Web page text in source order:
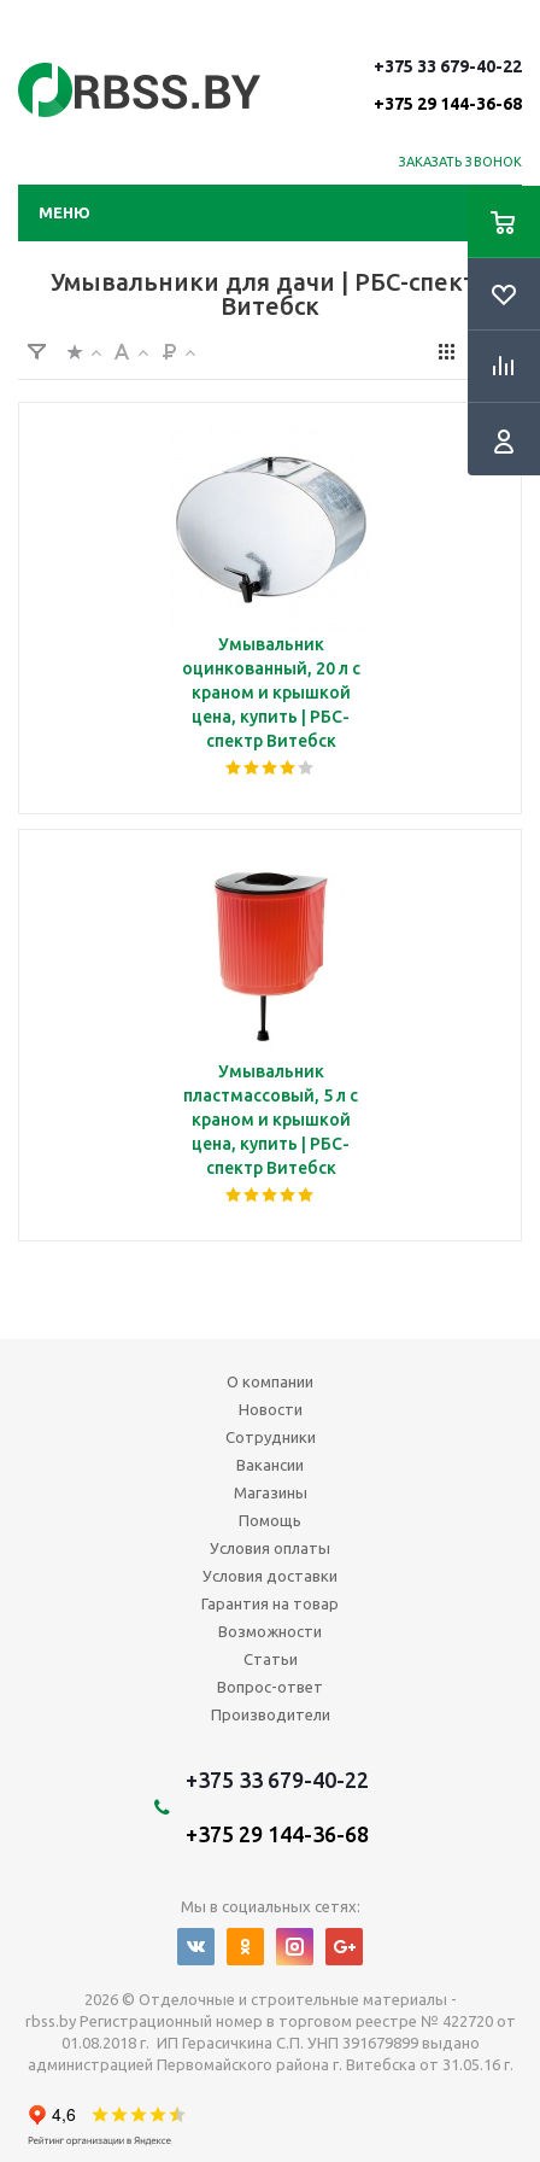
+375 33 679-40-22
+375 29 144-36-68
ЗАКАЗАТЬ ЗВОНОК
МЕНЮ
Умывальники для дачи | РБС-спектр
Витебск
Умывальник
оцинкованный, 20 л с
краном и крышкой
цена, купить | РБС-
спектр Витебск
Умывальник
пластмассовый, 5 л с
краном и крышкой
цена, купить | РБС-
спектр Витебск
О компании
Новости
Сотрудники
Вакансии
Магазины
Помощь
Условия оплаты
Условия доставки
Гарантия на товар
Возможности
Статьи
Вопрос-ответ
Производители
+375 33 679-40-22
+375 29 144-36-68
Мы в социальных сетях:
2026 © Отделочные и строительные материалы -
rbss.by Регистрационный номер в торговом реестре № 422720 от
01.08.2018 г. ИП Герасичкина С.П. УНП 391679899 выдано
администрацией Первомайского района г. Витебска от 31.05.16 г.